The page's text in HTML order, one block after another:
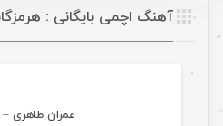
آهنگ اچمی بایگانی :
عمران طاهری –